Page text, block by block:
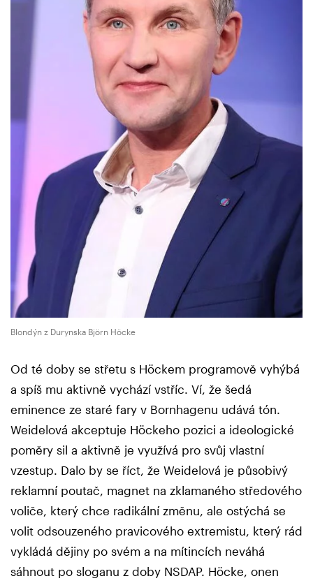
Blondýn z Durynska Björn Höcke
Od té doby se střetu s Höckem programově vyhýbá
a spíš mu aktivně vychází vstříc. Ví, že šedá
eminence ze staré fary v Bornhagenu udává tón.
Weidelová akceptuje Höckeho pozici a ideologické
poměry sil a aktivně je využívá pro svůj vlastní
vzestup. Dalo by se říct, že Weidelová je působivý
reklamní poutač, magnet na zklamaného středového
voliče, který chce radikální změnu, ale ostýchá se
volit odsouzeného pravicového extremistu, který rád
vykládá dějiny po svém a na mítincích neváhá
sáhnout po sloganu z doby NSDAP. Höcke, onen